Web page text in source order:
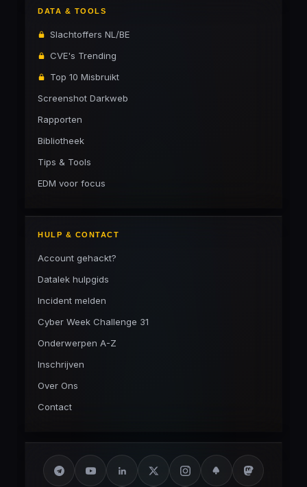
DATA & TOOLS
Slachtoffers NL/BE
CVE's Trending
Top 10 Misbruikt
Screenshot Darkweb
Rapporten
Bibliotheek
Tips & Tools
EDM voor focus
HULP & CONTACT
Account gehackt?
Datalek hulpgids
Incident melden
Cyber Week Challenge 31
Onderwerpen A-Z
Inschrijven
Over Ons
Contact